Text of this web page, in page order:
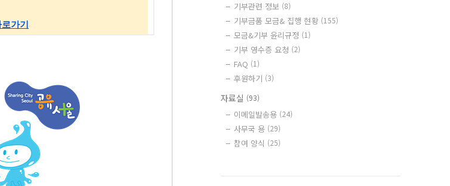
기부관련 정보 (8)
기부금품 모금& 집행 현황 (155)
모금&기부 윤리규정 (1)
기부 영수증 요청 (2)
FAQ (1)
후원하기 (3)
자료실 (93)
이메일발송용 (24)
사무국 용 (29)
참여 양식 (25)